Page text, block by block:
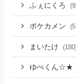
ふぇにくろ
ポケカメン
まいたけ
ゆぺくん☆★